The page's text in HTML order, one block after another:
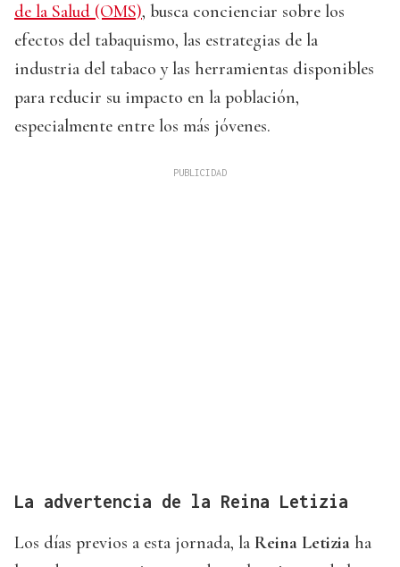
de la Salud (OMS), busca concienciar sobre los
efectos del tabaquismo, las estrategias de la
industria del tabaco y las herramientas disponibles
para reducir su impacto en la población,
especialmente entre los más jóvenes.
La advertencia de la Reina Letizia
Los días previos a esta jornada, la Reina Letizia ha